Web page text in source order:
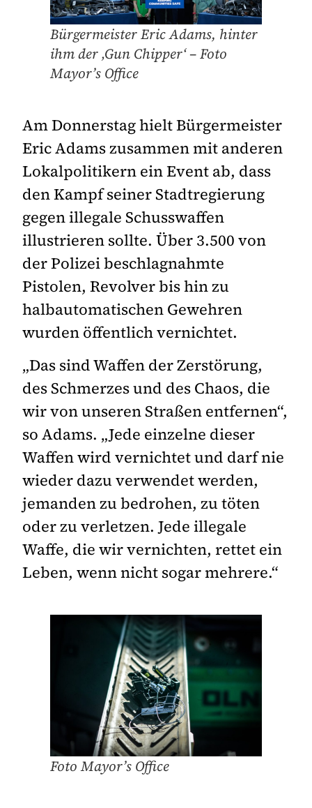
Bürgermeister Eric Adams, hinter
ihm der ‚Gun Chipper‘ – Foto
Mayor’s Office
Am Donnerstag hielt Bürgermeister
Eric Adams zusammen mit anderen
Lokalpolitikern ein Event ab, dass
den Kampf seiner Stadtregierung
gegen illegale Schusswaffen
illustrieren sollte. Über 3.500 von
der Polizei beschlagnahmte
Pistolen, Revolver bis hin zu
halbautomatischen Gewehren
wurden öffentlich vernichtet.
„Das sind Waffen der Zerstörung,
des Schmerzes und des Chaos, die
wir von unseren Straßen entfernen“,
so Adams. „Jede einzelne dieser
Waffen wird vernichtet und darf nie
wieder dazu verwendet werden,
jemanden zu bedrohen, zu töten
oder zu verletzen. Jede illegale
Waffe, die wir vernichten, rettet ein
Leben, wenn nicht sogar mehrere.“
Foto Mayor’s Office